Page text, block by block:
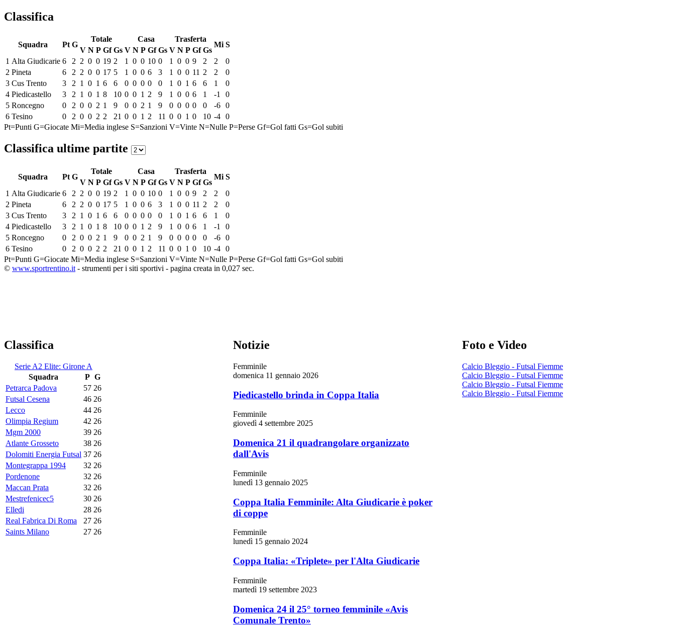
Classifica
Squadra Pt G
Totale Casa Trasferta
Mi S
V N P Gf Gs V N P Gf Gs V N P Gf Gs
1 Alta Giudicarie 6 2 2 0 0 19 2 1 0 0 10 0 1 0 0 9 2 2
0
2 Pineta 6 2 2 0 0 17 5 1 0 0 6 3 1 0 0 11 2 2
0
3 Cus Trento 3 2 1 0 1 6 6 0 0 0 0 0 1 0 1 6 6 1
0
4 Piedicastello 3 2 1 0 1 8 10 0 0 1 2 9 1 0 0 6 1 -1
0
5 Roncegno 0 2 0 0 2 1 9 0 0 2 1 9 0 0 0 0 0 -6 0
6 Tesino 0 2 0 0 2 2 21 0 0 1 2 11 0 0 1 0 10 -4 0
Pt=Punti G=Giocate Mi=Media inglese S=Sanzioni V=Vinte N=Nulle P=Perse Gf=Gol fatti Gs=Gol subiti
Classifica ultime partite
Squadra Pt G
Totale Casa Trasferta
Mi S
V N P Gf Gs V N P Gf Gs V N P Gf Gs
1 Alta Giudicarie 6 2 2 0 0 19 2 1 0 0 10 0 1 0 0 9 2 2
0
2 Pineta 6 2 2 0 0 17 5 1 0 0 6 3 1 0 0 11 2 2
0
3 Cus Trento 3 2 1 0 1 6 6 0 0 0 0 0 1 0 1 6 6 1
0
4 Piedicastello 3 2 1 0 1 8 10 0 0 1 2 9 1 0 0 6 1 -1
0
5 Roncegno 0 2 0 0 2 1 9 0 0 2 1 9 0 0 0 0 0 -6 0
6 Tesino 0 2 0 0 2 2 21 0 0 1 2 11 0 0 1 0 10 -4 0
Pt=Punti G=Giocate Mi=Media inglese S=Sanzioni V=Vinte N=Nulle P=Perse Gf=Gol fatti Gs=Gol subiti
© www.sportrentino.it - strumenti per i siti sportivi - pagina creata in 0,027 sec.
Classifica
Serie A2 Elite: Girone A
Squadra
P G
Petrarca Padova
57 26
Futsal Cesena
46 26
Lecco
44 26
Olimpia Regium
42 26
Mgm 2000
39 26
Atlante Grosseto
38 26
Dolomiti Energia Futsal 37 26
Montegrappa 1994
32 26
Pordenone
32 26
Maccan Prata
32 26
Mestrefenicec5
30 26
Elledi
28 26
Real Fabrica Di Roma
27 26
Saints Milano
27 26
Notizie
Femminile
domenica 11 gennaio 2026
Piedicastello brinda in Coppa Italia
Femminile
giovedì 4 settembre 2025
Domenica 21 il quadrangolare organizzato
dall'Avis
Femminile
lunedì 13 gennaio 2025
Coppa Italia Femminile: Alta Giudicarie è poker
di coppe
Femminile
lunedì 15 gennaio 2024
Coppa Italia: «Triplete» per l'Alta Giudicarie
Femminile
martedì 19 settembre 2023
Domenica 24 il 25° torneo femminile «Avis
Comunale Trento»
Foto e Video
Calcio Bleggio - Futsal Fiemme
Calcio Bleggio - Futsal Fiemme
Calcio Bleggio - Futsal Fiemme
Calcio Bleggio - Futsal Fiemme